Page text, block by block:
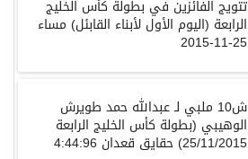
تتويج الفائزين في بطولة كأس الخليج
الرابعة (اليوم الأول لأبناء القابئل) مساء
25-11-2015
ش10 ملبي لـ عبدالله حمد طويرش
الوهيبي (بطولة كأس الخليج الرابعة
25/11/2015) حقايق قعدان 4:44:96